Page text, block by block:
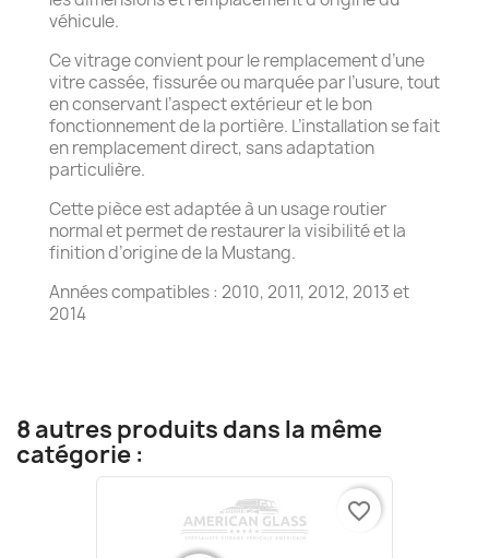
véhicule.
Ce vitrage convient pour le remplacement d’une
vitre cassée, fissurée ou marquée par l’usure, tout
en conservant l’aspect extérieur et le bon
fonctionnement de la portière. L’installation se fait
en remplacement direct, sans adaptation
particulière.
Cette pièce est adaptée à un usage routier
normal et permet de restaurer la visibilité et la
finition d’origine de la Mustang.
Années compatibles : 2010, 2011, 2012, 2013 et
2014
8 autres produits dans la même
catégorie :
favorite_border